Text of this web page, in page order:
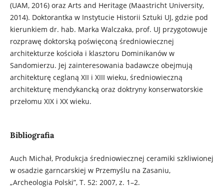
(UAM, 2016) oraz Arts and Heritage (Maastricht University,
2014). Doktorantka w Instytucie Historii Sztuki UJ, gdzie pod
kierunkiem dr. hab. Marka Walczaka, prof. UJ przygotowuje
rozprawę doktorską poświęconą średniowiecznej
architekturze kościoła i klasztoru Dominikanów w
Sandomierzu. Jej zainteresowania badawcze obejmują
architekturę ceglaną XII i XIII wieku, średniowieczną
architekturę mendykancką oraz doktryny konserwatorskie
przełomu XIX i XX wieku.
Bibliografia
Auch Michał, Produkcja średniowiecznej ceramiki szkliwionej
w osadzie garncarskiej w Przemyślu na Zasaniu,
„Archeologia Polski”, T. 52: 2007, z. 1–2.